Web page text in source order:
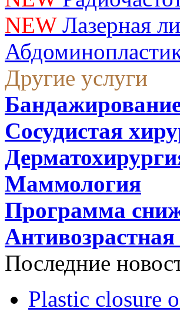
NEWЛазерная
Другие услуги
Сосудистая
Маммология
Программа
Последние
Plastic closure